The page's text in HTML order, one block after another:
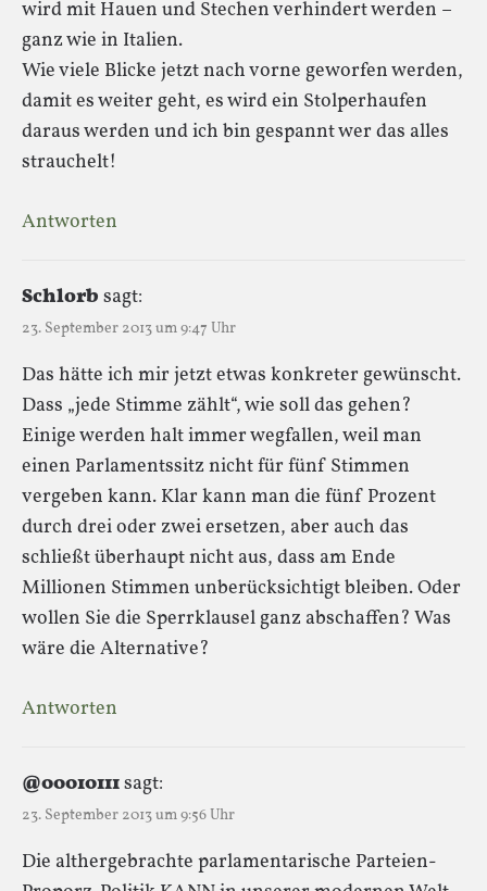
wird mit Hauen und Stechen verhindert werden –
ganz wie in Italien.
Wie viele Blicke jetzt nach vorne geworfen werden,
damit es weiter geht, es wird ein Stolperhaufen
daraus werden und ich bin gespannt wer das alles
strauchelt!
Antworten
Schlorb sagt:
23. September 2013 um 9:47 Uhr
Das hätte ich mir jetzt etwas konkreter gewünscht.
Dass „jede Stimme zählt“, wie soll das gehen?
Einige werden halt immer wegfallen, weil man
einen Parlamentssitz nicht für fünf Stimmen
vergeben kann. Klar kann man die fünf Prozent
durch drei oder zwei ersetzen, aber auch das
schließt überhaupt nicht aus, dass am Ende
Millionen Stimmen unberücksichtigt bleiben. Oder
wollen Sie die Sperrklausel ganz abschaffen? Was
wäre die Alternative?
Antworten
@00010111sagt:
23. September 2013 um 9:56 Uhr
Die althergebrachte parlamentarische Parteien-